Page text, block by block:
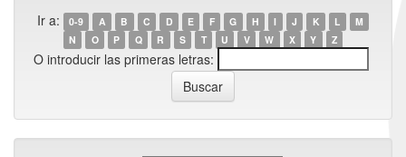
Ir a: 0-9 A B C D E F G H I J K L
M
N
O P Q R S T U V W X Y Z
O introducir las primeras letras: